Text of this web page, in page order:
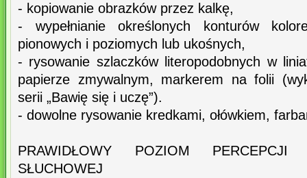
- kopiowanie obrazków przez kalkę,
- wypełnianie określonych konturów
pionowych i poziomych lub ukośnych,
- rysowanie szlaczków literopodobnych w
papierze zmywalnym, markerem na folii
serii „Bawię się i uczę”).
- dowolne rysowanie kredkami, ołówkiem,
PRAWIDŁOWY POZIOM PERCEPCJI
SŁUCHOWEJ